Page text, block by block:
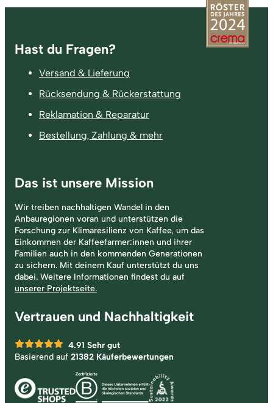
Fußzeile
Hast du Fragen?
Versand & Lieferung
Rücksendung & Rückerstattung
Reklamation & Reparatur
Bestellung, Zahlung & mehr
Das ist unsere Mission
Wir treiben nachhaltigen Wandel in den
Anbauregionen voran und unterstützen die
Forschung zur Klimaresilienz von Kaffee, um das
Einkommen der Kaffeefarmer:innen und ihrer
Familien auch in den kommenden Generationen
zu sichern. Mit deinem Kauf unterstützt du uns
dabei. Weitere Informationen findest du auf
unserer Projektseite.
Vertrauen und Nachhaltigkeit
4.91 Sehr gut
Basierend auf 21382 Käuferbewertungen